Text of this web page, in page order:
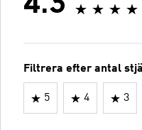
4.3
Filtrera efter antal
5 4 3